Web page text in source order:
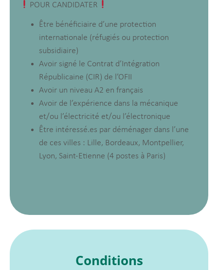
POUR CANDIDATER
Être bénéficiaire d’une protection
internationale (réfugiés ou protection
subsidiaire)
Avoir signé le Contrat d’Intégration
Républicaine (CIR) de l’OFII
Avoir un niveau A2 en français
Avoir de l’expérience dans la mécanique
et/ou l’électricité et/ou l’électronique
Être intéressé.es par déménager dans l’une
de ces villes : Lille, Bordeaux, Montpellier,
Lyon, Saint-Etienne (4 postes à Paris)
Conditions